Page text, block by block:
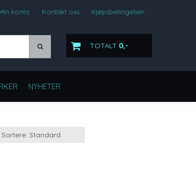
konto Kontakt oss Kjøpsbetingelser
TOTALT 0,-
NYHETER